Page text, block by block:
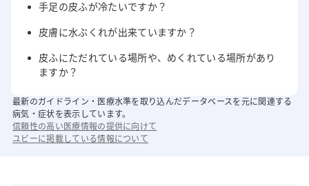
手足の皮ふが冷たいですか？
皮膚に水ぶくれが出来ていますか？
皮ふにただれている場所や、めくれている場所があり
ますか？
最新のガイドライン・医療水準を取り込んだデータベースを元に関連する
病気・症状を表示しています。
信頼性の高い医療情報の提供に向けて
ユビーに掲載している情報について